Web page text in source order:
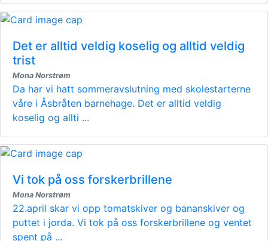
Det er alltid veldig koselig og alltid veldig
trist
Mona Norstrøm
Da har vi hatt sommeravslutning med skolestarterne
våre i Åsbråten barnehage. Det er alltid veldig
koselig og allti ...
Vi tok på oss forskerbrillene
Mona Norstrøm
22.april skar vi opp tomatskiver og bananskiver og
puttet i jorda. Vi tok på oss forskerbrillene og ventet
spent på ...